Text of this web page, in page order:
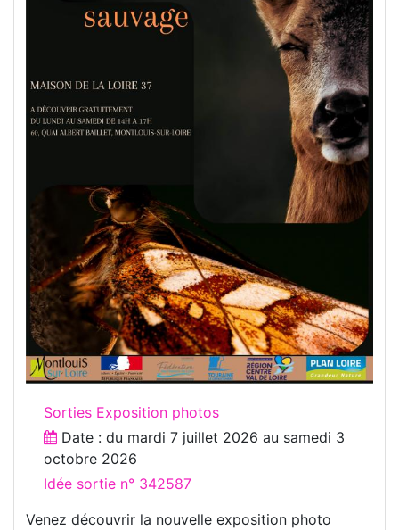
Sorties Exposition photos
Date : du mardi 7 juillet 2026 au samedi 3
octobre 2026
Idée sortie n° 342587
Venez découvrir la nouvelle exposition photo